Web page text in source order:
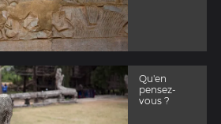
Qu'en
pensez-
vous ?